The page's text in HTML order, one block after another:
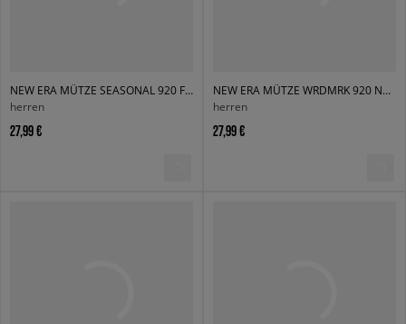
NEW ERA MÜTZE SEASONAL 920 FC PORTO FC PORTO
herren
27,99 €
NEW ERA MÜTZE WRDMRK 920 NEWCASTLE NEWCASTLE UNITED FC
herren
27,99 €